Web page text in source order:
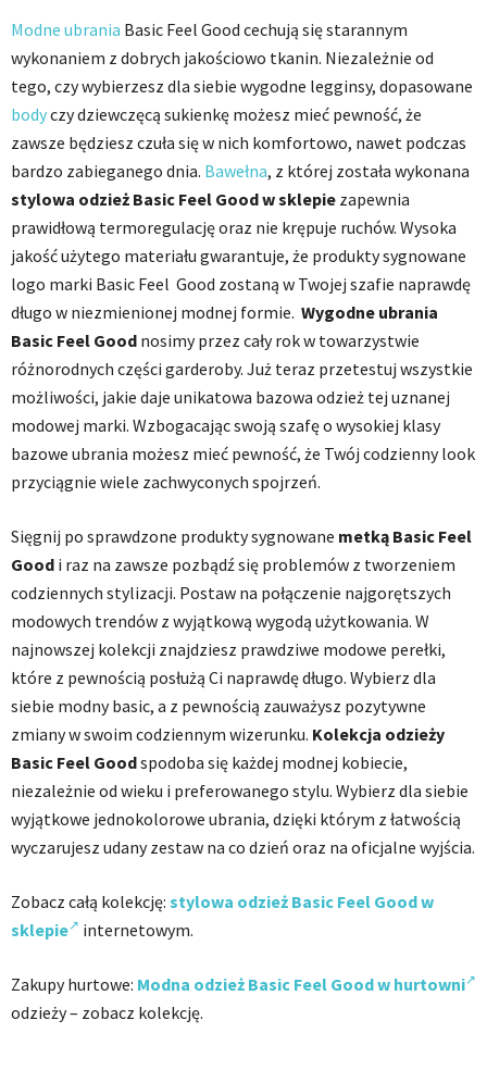
Modne ubrania Basic Feel Good cechują się starannym
wykonaniem z dobrych jakościowo tkanin. Niezależnie od
tego, czy wybierzesz dla siebie wygodne legginsy, dopasowane
bodyczy dziewczęcą sukienkę możesz mieć pewność, że
zawsze będziesz czuła się w nich komfortowo, nawet podczas
bardzo zabieganego dnia. Bawełna, z której została wykonana
stylowa odzież Basic Feel Good w sklepie zapewnia
prawidłową termoregulację oraz nie krępuje ruchów. Wysoka
jakość użytego materiału gwarantuje, że produkty sygnowane
logo marki Basic Feel Good zostaną w Twojej szafie naprawdę
długo w niezmienionej modnej formie. Wygodne ubrania
Basic Feel Good nosimy przez cały rok w towarzystwie
różnorodnych części garderoby. Już teraz przetestuj wszystkie
możliwości, jakie daje unikatowa bazowa odzież tej uznanej
modowej marki. Wzbogacając swoją szafę o wysokiej klasy
bazowe ubrania możesz mieć pewność, że Twój codzienny look
przyciągnie wiele zachwyconych spojrzeń.
Sięgnij po sprawdzone produkty sygnowane metką Basic Feel
Good i raz na zawsze pozbądź się problemów z tworzeniem
codziennych stylizacji. Postaw na połączenie najgorętszych
modowych trendów z wyjątkową wygodą użytkowania. W
najnowszej kolekcji znajdziesz prawdziwe modowe perełki,
które z pewnością posłużą Ci naprawdę długo. Wybierz dla
siebie modny basic, a z pewnością zauważysz pozytywne
zmiany w swoim codziennym wizerunku. Kolekcja odzieży
Basic Feel Goodspodoba się każdej modnej kobiecie,
niezależnie od wieku i preferowanego stylu. Wybierz dla siebie
wyjątkowe jednokolorowe ubrania, dzięki którym z łatwością
wyczarujesz udany zestaw na co dzień oraz na oficjalne wyjścia.
Zobacz całą kolekcję: stylowa odzież Basic Feel Good w
sklepie
internetowym.
Zakupy hurtowe: Modna odzież Basic Feel Good w hurtowni
odzieży – zobacz kolekcję.